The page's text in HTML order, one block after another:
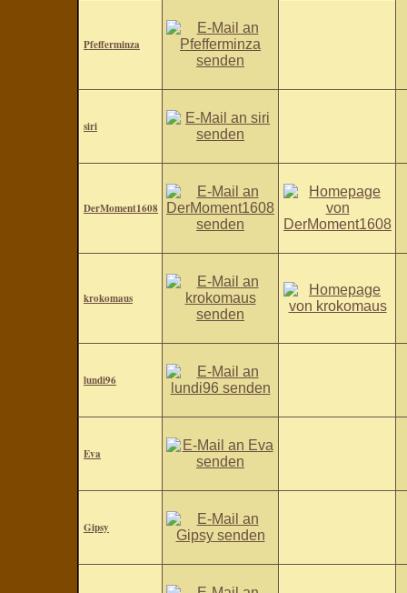
Pfefferminza
siri
DerMoment1608
krokomaus
lundi96
Eva
Gipsy